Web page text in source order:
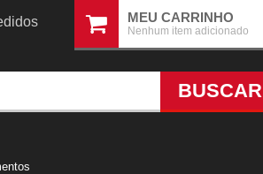
MEU CARRINHO
Nenhum item adicionado
BUSCAR